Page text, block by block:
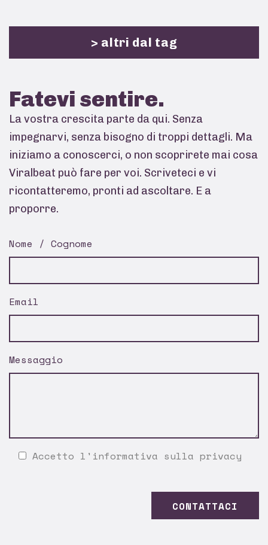
> altri dal tag
Fatevi sentire.
La vostra crescita parte da qui. Senza
impegnarvi, senza bisogno di troppi dettagli. Ma
iniziamo a conoscerci, o non scoprirete mai cosa
Viralbeat può fare per voi. Scriveteci e vi
ricontatteremo, pronti ad ascoltare. E a
proporre.
Nome / Cognome
Email
Messaggio
Accetto l' informativa sulla privacy